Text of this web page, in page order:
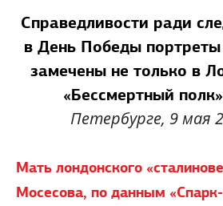
Справедливости ради
в День Победы
замечены не только в
«Бессмертный полк»
Петербурге, 9 мая
Мать лондонского
Мосесова, по данным